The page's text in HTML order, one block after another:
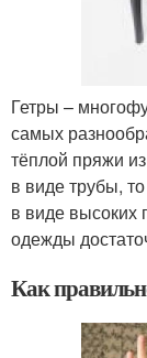
Гетры –
самых
тёплой пряжи
в виде трубы,
в виде высоких
одежды
Как